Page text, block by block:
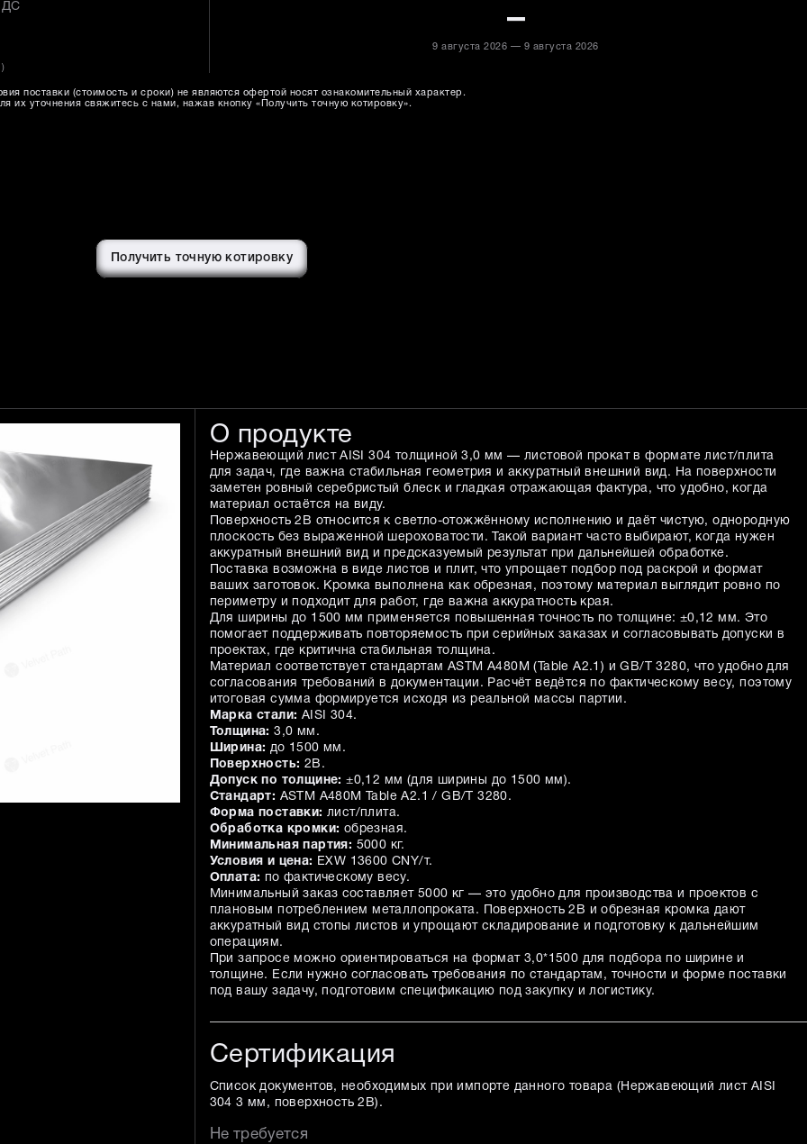
)
–
9 августа 2026 — 9 августа 2026
поставки (стоимость и сроки) не являются офертой носят ознакомительный характер.
их уточнения свяжитесь с нами, нажав кнопку «Получить точную котировку».
Получить точную котировку
О продукте
Нержавеющий лист AISI 304 толщиной 3,0 мм — листовой прокат в формате лист/плита
для задач, где важна стабильная геометрия и аккуратный внешний вид. На поверхности
заметен ровный серебристый блеск и гладкая отражающая фактура, что удобно, когда
материал остаётся на виду.
Поверхность 2B относится к светло-отожжённому исполнению и даёт чистую, однородную
плоскость без выраженной шероховатости. Такой вариант часто выбирают, когда нужен
аккуратный внешний вид и предсказуемый результат при дальнейшей обработке.
Поставка возможна в виде листов и плит, что упрощает подбор под раскрой и формат
ваших заготовок. Кромка выполнена как обрезная, поэтому материал выглядит ровно по
периметру и подходит для работ, где важна аккуратность края.
Для ширины до 1500 мм применяется повышенная точность по толщине: ±0,12 мм. Это
помогает поддерживать повторяемость при серийных заказах и согласовывать допуски в
проектах, где критична стабильная толщина.
Материал соответствует стандартам ASTM A480M (Table A2.1) и GB/T 3280, что удобно для
согласования требований в документации. Расчёт ведётся по фактическому весу, поэтому
итоговая сумма формируется исходя из реальной массы партии.
Марка стали: AISI 304.
Толщина: 3,0 мм.
Ширина: до 1500 мм.
Поверхность: 2B.
Допуск по толщине: ±0,12 мм (для ширины до 1500 мм).
Стандарт: ASTM A480M Table A2.1 / GB/T 3280.
Форма поставки: лист/плита.
Обработка кромки: обрезная.
Минимальная партия: 5000 кг.
Условия и цена:
EXW 13600 CNY/т.
Оплата: по фактическому весу.
Минимальный заказ составляет 5000 кг — это удобно для производства и проектов с
плановым потреблением металлопроката. Поверхность 2B и обрезная кромка дают
аккуратный вид стопы листов и упрощают складирование и подготовку к дальнейшим
операциям.
При запросе можно ориентироваться на формат 3,0*1500 для подбора по ширине и
толщине. Если нужно согласовать требования по стандартам, точности и форме поставки
под вашу задачу, подготовим спецификацию под закупку и логистику.
Сертификация
Список документов, необходимых при импорте данного товара ( Нержавеющий лист AISI
304 3 мм, поверхность 2B).
Не требуется